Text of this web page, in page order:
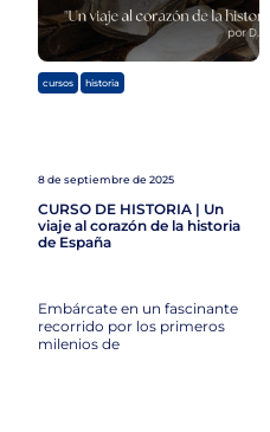
CURSO DE HISTORIA | Un
viaje al corazón de la historia
de España
8 de septiembre de 2025
cursos , historia
Embárcate en un fascinante
recorrido por los primeros
milenios de